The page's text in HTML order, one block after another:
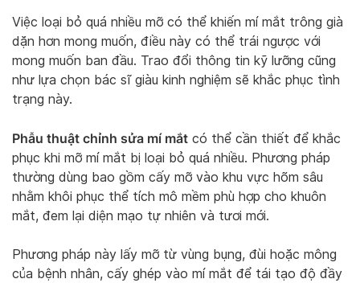
Việc loại bỏ quá nhiều mỡ có thể khiến mí mắt trông già
dặn hơn mong muốn, điều này có thể trái ngược với
mong muốn ban đầu. Trao đổi thông tin kỹ lưỡng cũng
như lựa chọn bác sĩ giàu kinh nghiệm sẽ khắc phục tình
trạng này.
Phẫu thuật chỉnh sửa mí mắt có thể cần thiết để khắc
phục khi mỡ mí mắt bị loại bỏ quá nhiều. Phương pháp
thường dùng bao gồm cấy mỡ vào khu vực hõm sâu
nhằm khôi phục thể tích mô mềm phù hợp cho khuôn
mắt, đem lại diện mạo tự nhiên và tươi mới.
Phương pháp này lấy mỡ từ vùng bụng, đùi hoặc mông
của bệnh nhân, cấy ghép vào mí mắt để tái tạo độ đầy